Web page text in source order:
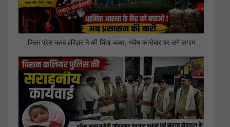
जिला प्रेस क्लब हरिद्वार ने की चिंता व्यक्त, अवैध कारोबार पर लगे लगाम